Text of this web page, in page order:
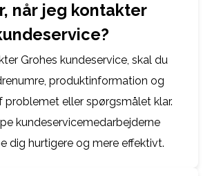
når jeg kontakter
Grohes kundeservice, skal du
produktinformation og
problemet eller spørgsmålet klar.
kundeservicemedarbejderne
dig hurtigere og mere effektivt.